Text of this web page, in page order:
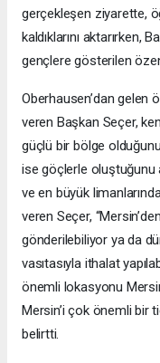
gerçekleşen ziyarette,
kaldıklarını aktarırken,
gençlere gösterilen
Oberhausen’dan gelen
veren Başkan Seçer,
güçlü bir bölge
ise göçlerle oluştuğunu
ve en büyük
veren Seçer,
gönderilebiliyor ya da
vasıtasıyla ithalat
önemli lokasyonu
Mersin’i çok önemli bir
belirtti.